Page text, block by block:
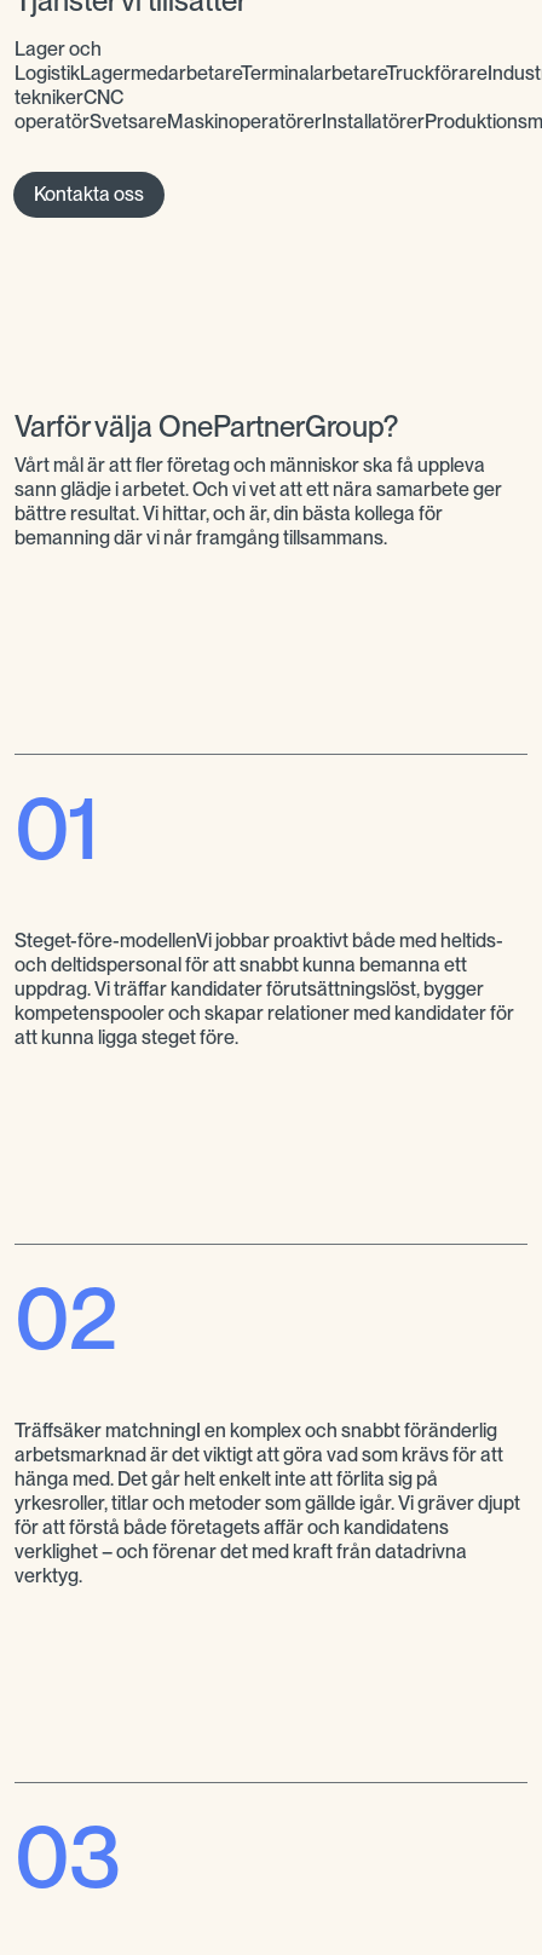
Lager och
teknikerCNC
Kontakta oss
Varför välja OnePartnerGroup?
Vårt mål är att fler företag och människor ska få uppleva
sann glädje i arbetet. Och vi vet att ett nära samarbete ger
bättre resultat. Vi hittar, och är, din bästa kollega för
bemanning där vi når framgång tillsammans.
01
Steget-före-modellenVi jobbar proaktivt både med heltids-
och deltidspersonal för att snabbt kunna bemanna ett
uppdrag. Vi träffar kandidater förutsättningslöst, bygger
kompetenspooler och skapar relationer med kandidater för
att kunna ligga steget före.
02
Träffsäker matchningI en komplex och snabbt föränderlig
arbetsmarknad är det viktigt att göra vad som krävs för att
hänga med. Det går helt enkelt inte att förlita sig på
yrkesroller, titlar och metoder som gällde igår. Vi gräver djupt
för att förstå både företagets affär och kandidatens
verklighet – och förenar det med kraft från datadrivna
verktyg.
03